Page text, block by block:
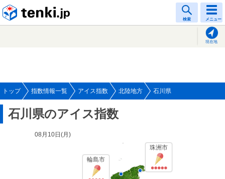
検索 メニュー
現在地
トップ 指数情報一覧 アイス指数 北陸地方 石川県
石川県のアイス指数
08月10日(月 )
輪島市
珠洲市